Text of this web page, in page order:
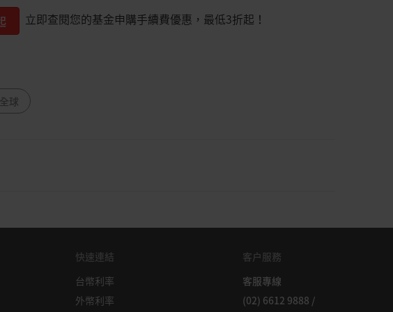
立即查閱您的基金申購手續費優惠，最低3折起！
全球
整性、時效性或者正確性不作任何聲明或保證（含明示或暗示）。本資訊所
現的任何個人、實體、服務或產品表示任何形式的認可。以往的任何業績、
模擬並不必然代表任何投資或證券的未來或可能實現的業績。外匯交易蘊含
外匯匯率的波動可能會給您帶來損失。必要或適當時，您應該徵求自己的獨
法律顧問的意見或進行此類獨立調查。
快速連結
台幣利率
外幣利率
客户服務
客服專線
(02) 6612 9888 /